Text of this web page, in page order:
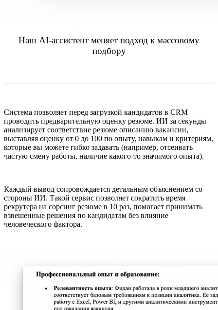
Наш AI-ассистент меняет подход к массовому
подбору
Система позволяет перед загрузкой кандидатов в CRM
проводить предварительную оценку резюме. ИИ за секунды
анализирует соответствие резюме описанию вакансии,
выставляя оценку от 0 до 100 по опыту, навыкам и критериям,
которые вы можете гибко задавать (например, отсеивать
частую смену работы, наличие какого-то значимого опыта).
Каждый вывод сопровождается детальным объяснением со
стороны ИИ. Такой сервис позволяет сократить время
рекрутера на сорсинг резюме в 10 раз, помогает принимать
взвешенные решения по кандидатам без влияние
человеческого фактора.